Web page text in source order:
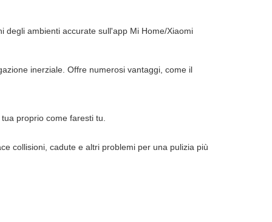
degli ambienti accurate sull'app Mi Home/Xiaomi
inerziale. Offre numerosi vantaggi, come il
proprio come faresti tu.
collisioni, cadute e altri problemi per una pulizia più